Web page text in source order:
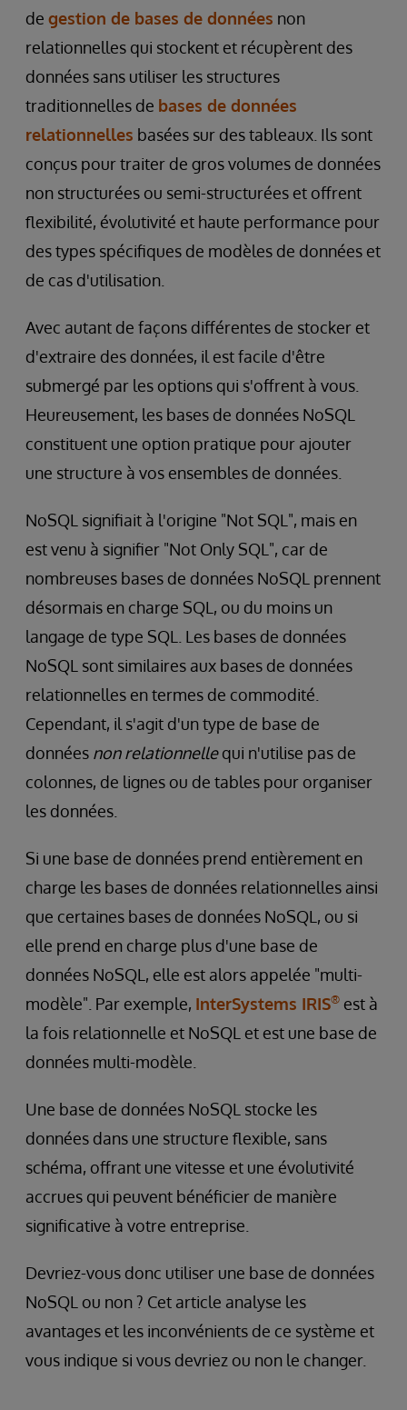
de gestion de bases de données non
relationnelles qui stockent et récupèrent des
données sans utiliser les structures
traditionnelles de bases de données
relationnelles basées sur des tableaux. Ils sont
conçus pour traiter de gros volumes de données
non structurées ou semi-structurées et offrent
flexibilité, évolutivité et haute performance pour
des types spécifiques de modèles de données et
de cas d'utilisation.
Avec autant de façons différentes de stocker et
d'extraire des données, il est facile d'être
submergé par les options qui s'offrent à vous.
Heureusement, les bases de données NoSQL
constituent une option pratique pour ajouter
une structure à vos ensembles de données.
NoSQL signifiait à l'origine "Not SQL", mais en
est venu à signifier "Not Only SQL", car de
nombreuses bases de données NoSQL prennent
désormais en charge SQL, ou du moins un
langage de type SQL. Les bases de données
NoSQL sont similaires aux bases de données
relationnelles en termes de commodité.
Cependant, il s'agit d'un type de base de
données non relationnellequi n'utilise pas de
colonnes, de lignes ou de tables pour organiser
les données.
Si une base de données prend entièrement en
charge les bases de données relationnelles ainsi
que certaines bases de données NoSQL, ou si
elle prend en charge plus d'une base de
données NoSQL, elle est alors appelée "multi-
modèle". Par exemple, InterSystems IRIS® est à
la fois relationnelle et NoSQL et est une base de
données multi-modèle.
Une base de données NoSQL stocke les
données dans une structure flexible, sans
schéma, offrant une vitesse et une évolutivité
accrues qui peuvent bénéficier de manière
significative à votre entreprise.
Devriez-vous donc utiliser une base de données
NoSQL ou non ? Cet article analyse les
avantages et les inconvénients de ce système et
vous indique si vous devriez ou non le changer.